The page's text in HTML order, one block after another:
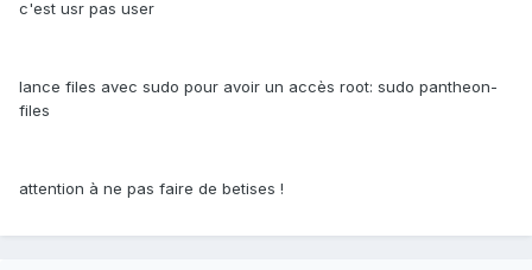
c'est usr pas user
lance files avec sudo pour avoir un accès root: sudo pantheon-
files
attention à ne pas faire de betises !